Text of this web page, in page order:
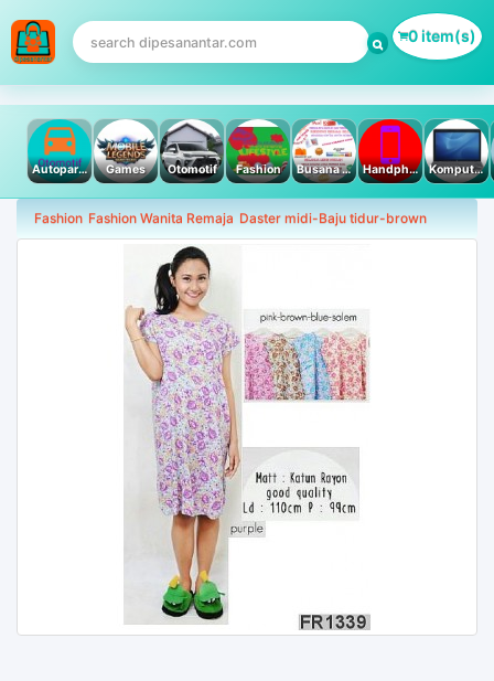
0 item(s)
Autoparts Games Otomotif Fashion Busana Muslim Handphone & Tablet Komputer PC & Laptop
Fashion Fashion Wanita Remaja Daster midi-Baju tidur-brown